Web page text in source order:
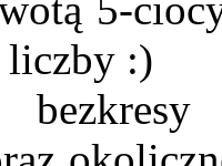
5-
liczby :)